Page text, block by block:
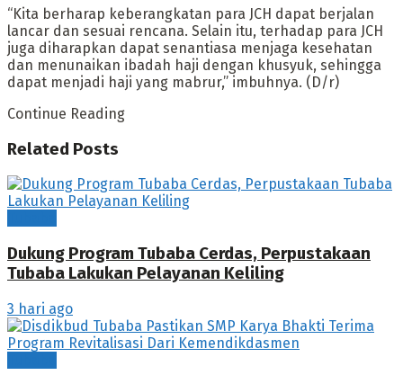
“Kita berharap keberangkatan para JCH dapat berjalan
lancar dan sesuai rencana. Selain itu, terhadap para JCH
juga diharapkan dapat senantiasa menjaga kesehatan
dan menunaikan ibadah haji dengan khusyuk, sehingga
dapat menjadi haji yang mabrur,” imbuhnya. (D/r)
Continue Reading
Related Posts
Dukung Program Tubaba Cerdas, Perpustakaan
Tubaba Lakukan Pelayanan Keliling
3 hari ago